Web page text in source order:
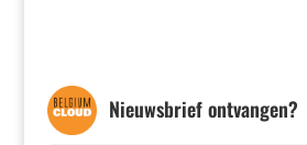
Nieuwsbrief ontvangen?